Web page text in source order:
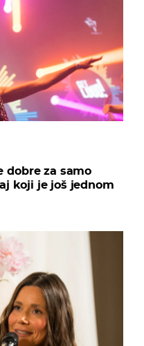
dobre za samo
koji je još jednom